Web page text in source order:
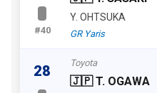
#40
Y. OHTSUKA
GR Yaris
28 Toyota
🇯🇵 T. OGAWA